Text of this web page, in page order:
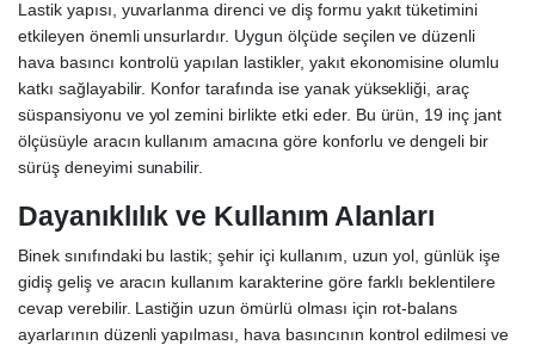
Lastik yapısı, yuvarlanma direnci ve diş formu yakıt tüketimini
etkileyen önemli unsurlardır. Uygun ölçüde seçilen ve düzenli
hava basıncı kontrolü yapılan lastikler, yakıt ekonomisine olumlu
katkı sağlayabilir. Konfor tarafında ise yanak yüksekliği, araç
süspansiyonu ve yol zemini birlikte etki eder. Bu ürün, 19 inç jant
ölçüsüyle aracın kullanım amacına göre konforlu ve dengeli bir
sürüş deneyimi sunabilir.
Dayanıklılık ve Kullanım Alanları
Binek sınıfındaki bu lastik; şehir içi kullanım, uzun yol, günlük işe
gidiş geliş ve aracın kullanım karakterine göre farklı beklentilere
cevap verebilir. Lastiğin uzun ömürlü olması için rot-balans
ayarlarının düzenli yapılması, hava basıncının kontrol edilmesi ve